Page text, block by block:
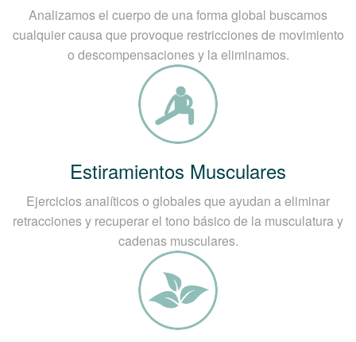
Analizamos el cuerpo de una forma global buscamos
cualquier causa que provoque restricciones de movimiento
o descompensaciones y la eliminamos.
Estiramientos Musculares
Ejercicios analíticos o globales que ayudan a eliminar
retracciones y recuperar el tono básico de la musculatura y
cadenas musculares.